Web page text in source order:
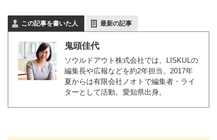
この記事を書いた人 最新の記事
鬼頭佳代
ソウルドアウト株式会社では、LISKULの
編集長や広報などを約2年担当。2017年
夏からは有限会社ノオトで編集者・ライ
ターとして活動。愛知県出身。